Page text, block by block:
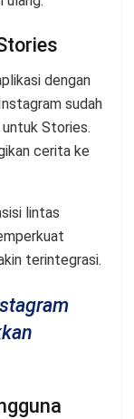
dengan
sudah
Stories.
cerita ke
lintas
terintegrasi.